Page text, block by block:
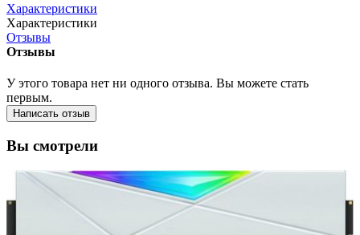
Характеристики
Характеристики
Отзывы
Отзывы
У этого товара нет ни одного отзыва. Вы можете стать
первым.
Написать отзыв
Вы смотрели